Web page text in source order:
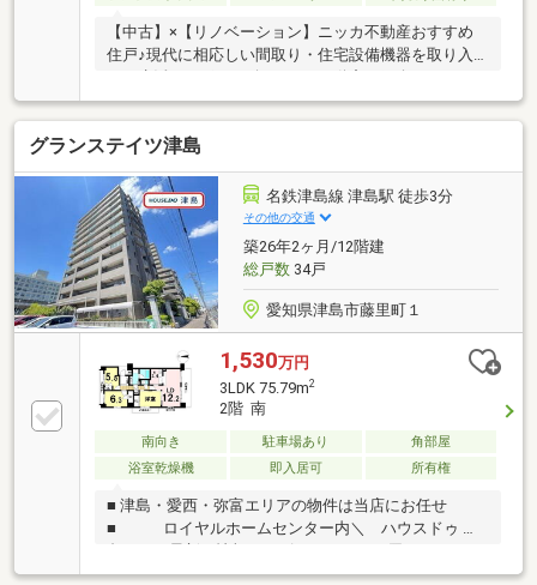
【中古】×【リノベーション】ニッカ不動産おすすめ
住戸♪現代に相応しい間取り・住宅設備機器を取り入
れ、生活をサポート致します♪不動産ご紹介からリノ
ベーションまで一貫サポートのニッカ不動産にお任せ
下さい！＼＼家具や家電、住宅ローンに組込めます／
／▼お電話でのご予約、ご質問・お問合せはこちらま
で▼TEL：0120-18-7549【通話無料】ニッカ不動産
へ！～空家につき即日のご案内も可能！～お気兼ねな
くお問合せくださいませ。住宅ローンやリフォームの
ご相談も承ります！
グランステイツ津島
名鉄津島線 津島駅 徒歩3分
その他の交通
築26年2ヶ月/12階建
総戸数34戸
愛知県津島市藤里町１
1,530万円
3LDK 75.79m2
2階 南
南向き 駐車場あり
角部屋
浴室乾燥機
即入居可 所有権
■ 津島・愛西・弥富エリアの物件は当店にお任せ
■ ロイヤルホームセンター内＼ ハウスドゥ 津
れ不動産サイトを見なくても当店で解決！ネットに掲